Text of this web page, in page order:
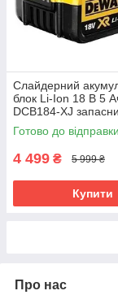
Слайдерний
блок Li-Ion 18 В 5
DCB184-XJ
акумулятор для
іон
Готово до відправки
4 499 ₴ 5 999 ₴
Купити
Про нас